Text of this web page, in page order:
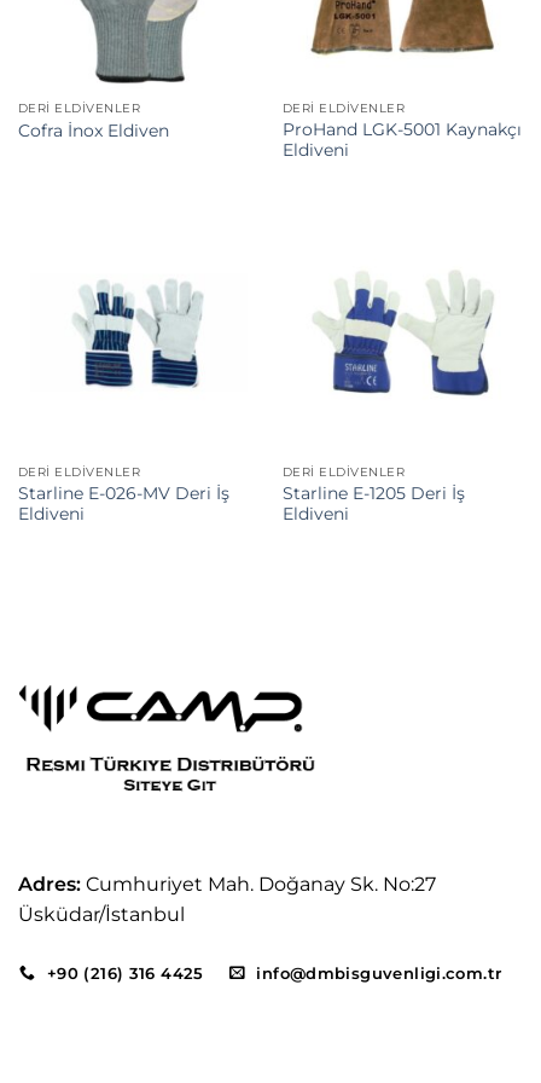
DERI ELDIVENLER
Cofra İnox Eldiven
DERI ELDIVENLER
ProHand LGK-5001 Kaynakçı
Eldiveni
DERI ELDIVENLER
Starline E-026-MV Deri İş
Eldiveni
DERI ELDIVENLER
Starline E-1205 Deri İş
Eldiveni
Adres: Cumhuriyet Mah. Doğanay Sk. No:27
Üsküdar/İstanbul
+90 (216) 316 4425 info@dmbisguvenligi.com.tr